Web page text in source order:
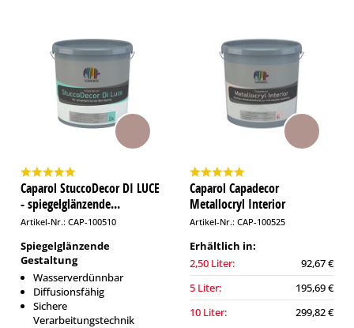
Caparol StuccoDecor DI LUCE
- spiegelglänzende...
Artikel-Nr.: CAP-100510
Spiegelglänzende
Gestaltung
Wasserverdünnbar
Diffusionsfähig
Sichere
Verarbeitungstechnik
Caparol Capadecor
Metallocryl Interior
Artikel-Nr.: CAP-100525
Erhältlich in:
2,50 Liter:
92,67 €
5 Liter:
195,69 €
10 Liter:
299,82 €